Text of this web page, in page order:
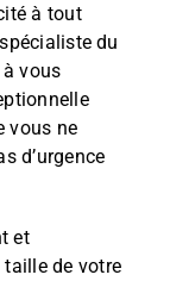
à tout
du
vous
vous ne
d’urgence
et
de votre